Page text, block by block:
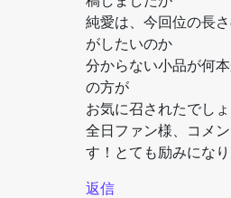
純愛は、今回位の長
がしたいのか
分からない小品が何
の方が
お気に召されたでし
全日ファン様、コメ
す！とても励みになり
返信